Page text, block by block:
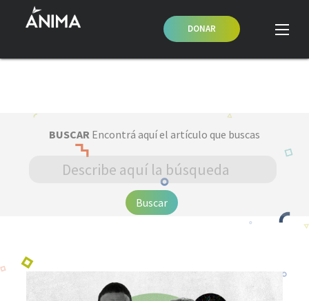
Quiero estudiar en ÁNIMA
DONAR
BUSCAR Encontrá aquí el artículo que buscas
Buscar